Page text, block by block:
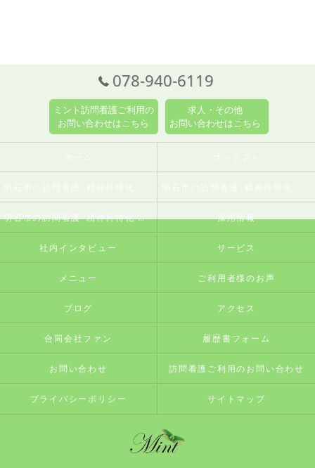
078-940-6119
ミント訪問看護ご利用の
お問い合わせはこちら
求人・その他
お問い合わせはこちら
明石市の訪問看護･精神科特化 訪問看護ステーションミントのお客様の声 採用情報
社内インタビュー サービス
メニュー ご利用者様のお声
ブログ アクセス
合同会社ファン 履歴書フォーム
お問い合わせ 訪問看護ご利用のお問い合わせ
プライバシーポリシー サイトマップ